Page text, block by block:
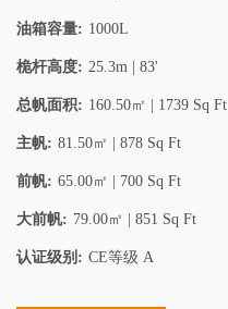
油箱容量: 1000L
桅杆高度: 25.3m | 83'
总帆面积: 160.50㎡ | 1739 Sq Ft
主帆: 81.50㎡ | 878 Sq Ft
前帆: 65.00㎡ | 700 Sq Ft
大前帆: 79.00㎡ | 851 Sq Ft
认证级别: CE等级 A